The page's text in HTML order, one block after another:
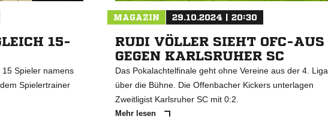
15-
Spieler namens
Spielertrainer
MAGAZIN 29.10.2024 | 20:30
RUDI VÖLLER SIEHT OFC-AUS
GEGEN KARLSRUHER SC
Das Pokalachtelfinale geht ohne Vereine aus der 4. Liga
über die Bühne. Die Offenbacher Kickers unterlagen
Zweitligist Karlsruher SC mit 0:2.
Mehr lesen